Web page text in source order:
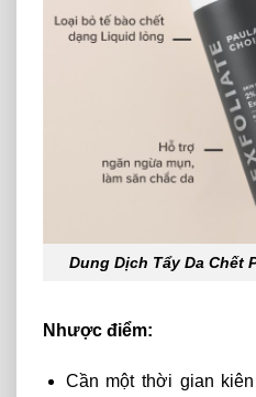
Dung Dịch Tẩy Da Chết
Nhược điểm:
Cần một thời gian